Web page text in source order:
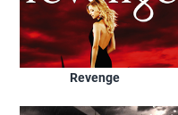
Revenge